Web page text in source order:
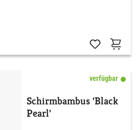
verfügbar
Schirmbambus 'Black
Pearl'